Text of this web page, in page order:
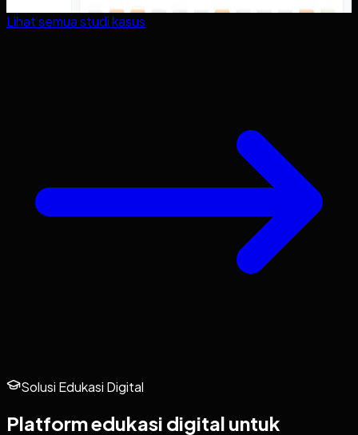
Lihat semua studi kasus
Solusi Edukasi Digital
Platform edukasi digital untuk